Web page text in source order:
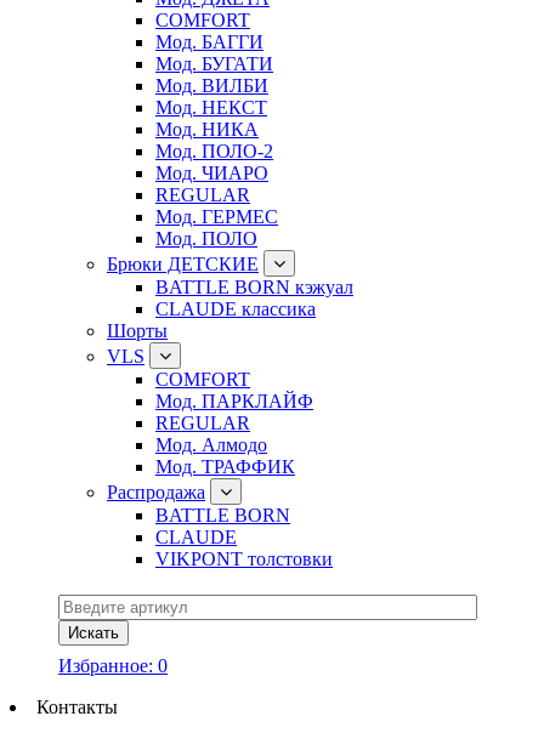
COMFORT
Мод. БАГГИ
Мод. БУГАТИ
Мод. ВИЛБИ
Мод. НЕКСТ
Мод. НИКА
Мод. ПОЛО-2
Мод. ЧИАРО
REGULAR
Мод. ГЕРМЕС
Мод. ПОЛО
Брюки ДЕТСКИЕ
BATTLE BORN кэжуал
CLAUDE классика
Шорты
VLS
COMFORT
Мод. ПАРКЛАЙФ
REGULAR
Мод. Алмодо
Мод. ТРАФФИК
Распродажа
BATTLE BORN
CLAUDE
VIKPONT толстовки
Избранное: 0
Контакты